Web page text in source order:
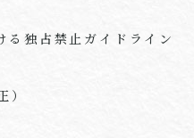
独占禁止ガイドライン